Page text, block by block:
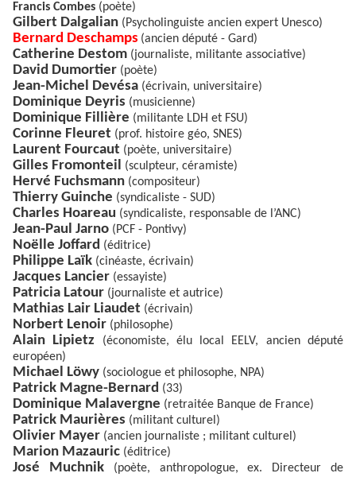
Francis Combes (poète)
Gilbert Dalgalian (Psycholinguiste ancien expert Unesco)
Bernard Deschamps (ancien député - Gard)
Catherine Destom (journaliste, militante associative)
David Dumortier (poète)
Jean-Michel Devésa (écrivain, universitaire)
Dominique Deyris (musicienne)
Dominique Fillière (militante LDH et FSU)
Corinne Fleuret (prof. histoire géo, SNES)
Laurent Fourcaut (poète, universitaire)
Gilles Fromonteil (sculpteur, céramiste)
Hervé Fuchsmann (compositeur)
Thierry Guinche (syndicaliste - SUD)
Charles Hoareau (syndicaliste, responsable de l’ANC)
Jean-Paul Jarno (PCF - Pontivy)
Noëlle Joffard (éditrice)
Philippe Laïk (cinéaste, écrivain)
Jacques Lancier (essayiste)
Patricia Latour (journaliste et autrice)
Mathias Lair Liaudet (écrivain)
Norbert Lenoir (philosophe)
Alain Lipietz (économiste, élu local EELV, ancien député
européen)
Michael Löwy (sociologue et philosophe, NPA)
Patrick Magne-Bernard (33)
Dominique Malavergne (retraitée Banque de France)
Patrick Maurières (militant culturel)
Olivier Mayer (ancien journaliste ; militant culturel)
Marion Mazauric (éditrice)
José Muchnik(poète, anthropologue, ex. Directeur de